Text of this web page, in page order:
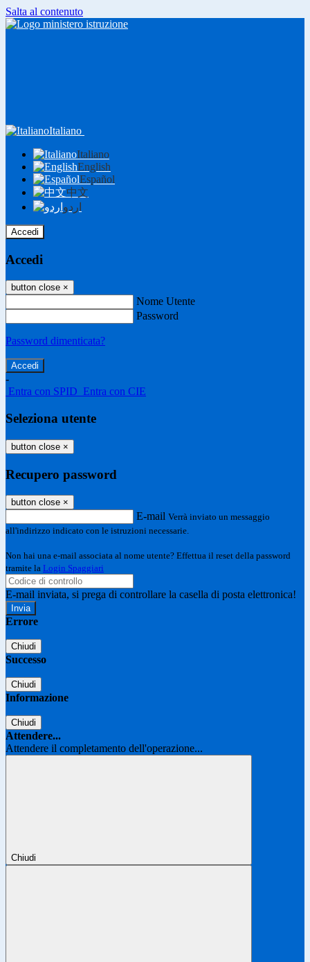
Salta al contenuto
Italiano
Italiano
English
Español
中文
اردو
Accedi
Accedi
button close ×
Nome Utente
Password
Password dimenticata?
-
Entra con SPID Entra con CIE
Seleziona utente
button close ×
Recupero password
button close ×
E-mail Verrà inviato un messaggio
all'indirizzo indicato con le istruzioni necessarie.
Non hai una e-mail associata al nome utente? Effettua il reset della password
tramite la Login Spaggiari
E-mail inviata, si prega di controllare la casella di posta elettronica!
Errore
Chiudi
Successo
Chiudi
Informazione
Chiudi
Attendere...
Attendere il completamento dell'operazione...
Chiudi